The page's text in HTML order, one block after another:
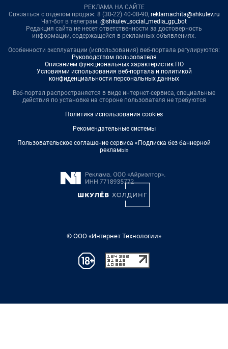
РЕКЛАМА НА САЙТЕ
Связаться с отделом продаж: 8 (30-22) 40-08-90, reklamachita@shkulev.ru
Чат-бот в телеграм: @shkulev_social_media_gp_bot
Редакция сайта не несет ответственности за достоверность
информации, содержащейся в рекламных объявлениях.
Особенности эксплуатации (использования) веб-портала регулируются:
Руководством пользователя
Описанием функциональных характеристик ПО
Условиями использования веб-портала и политикой
конфиденциальности персональных данных
Веб-портал распространяется в виде интернет-сервиса, специальные
действия по установке на стороне пользователя не требуются
Политика использования cookies
Рекомендательные системы
Пользовательское соглашение сервиса «Подписка без баннерной
рекламы»
© ООО «Интернет Технологии»